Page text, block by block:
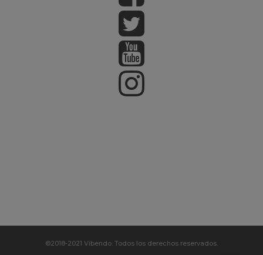
©2018-2021 Vibendo. Todos los derechos reservados.